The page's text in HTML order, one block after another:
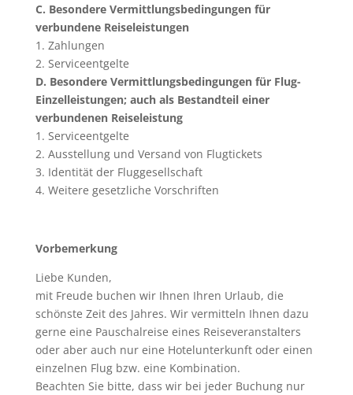
C. Besondere Vermittlungsbedingungen für
verbundene Reiseleistungen
1. Zahlungen
2. Serviceentgelte
D. Besondere Vermittlungsbedingungen für Flug-
Einzelleistungen; auch als Bestandteil einer
verbundenen Reiseleistung
1. Serviceentgelte
2. Ausstellung und Versand von Flugtickets
3. Identität der Fluggesellschaft
4. Weitere gesetzliche Vorschriften
Vorbemerkung
Liebe Kunden,
mit Freude buchen wir Ihnen Ihren Urlaub, die
schönste Zeit des Jahres. Wir vermitteln Ihnen dazu
gerne eine Pauschalreise eines Reiseveranstalters
oder aber auch nur eine Hotelunterkunft oder einen
einzelnen Flug bzw. eine Kombination.
Beachten Sie bitte, dass wir bei jeder Buchung nur